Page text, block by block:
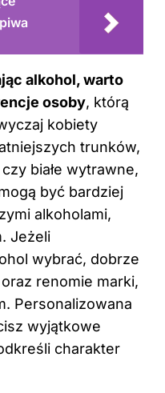
alkohol, warto
osoby, którą
kobiety
trunków,
białe wytrawne,
być bardziej
alkoholami,
Jeżeli
wybrać, dobrze
renomie marki,
Personalizowana
wyjątkowe
charakter